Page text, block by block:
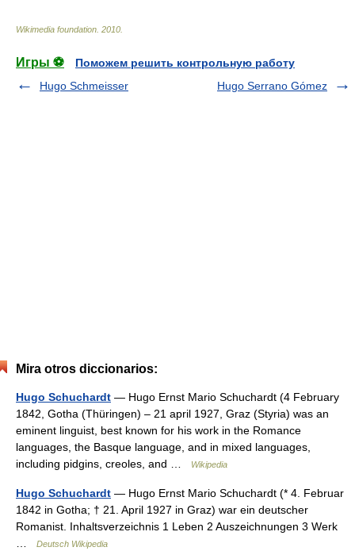
Wikimedia foundation 2010
Игры ⚽
Поможем решить контрольную работу
Hugo Schmeisser
Hugo Serrano Gómez
Mira otros diccionarios:
Hugo Schuchardt — Hugo Ernst Mario Schuchardt (4 February
1842, Gotha (Thüringen) – 21 april 1927, Graz (Styria) was an
eminent linguist, best known for his work in the Romance
languages, the Basque language, and in mixed languages,
including pidgins, creoles, and …
Wikipedia
Hugo Schuchardt — Hugo Ernst Mario Schuchardt (* 4. Februar
1842 in Gotha; † 21. April 1927 in Graz) war ein deutscher
Romanist. Inhaltsverzeichnis 1 Leben 2 Auszeichnungen 3 Werk
Deutsch Wikipedia